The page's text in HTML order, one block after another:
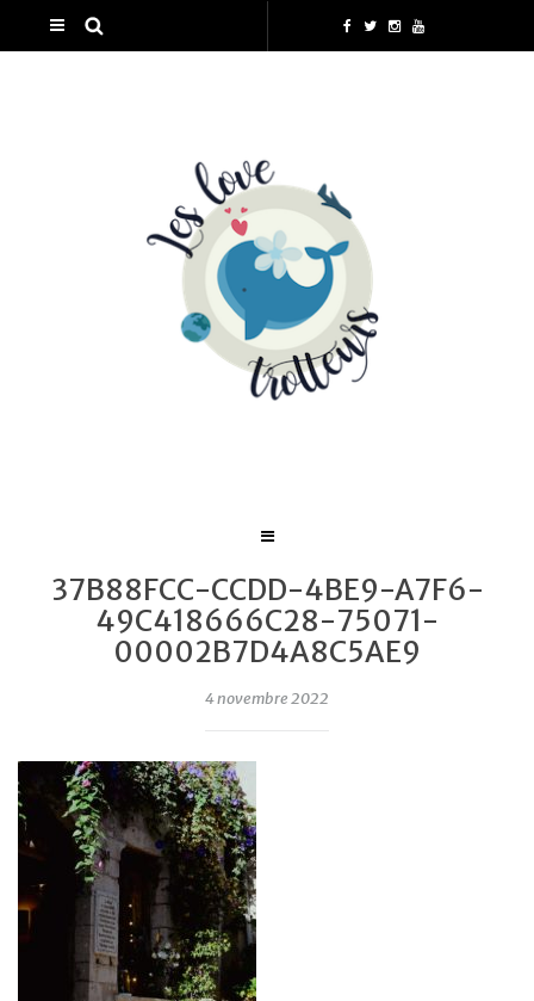
37B88FCC-CCDD-4BE9-A7F6-
49C418666C28-75071-
00002B7D4A8C5AE9
4 novembre 2022